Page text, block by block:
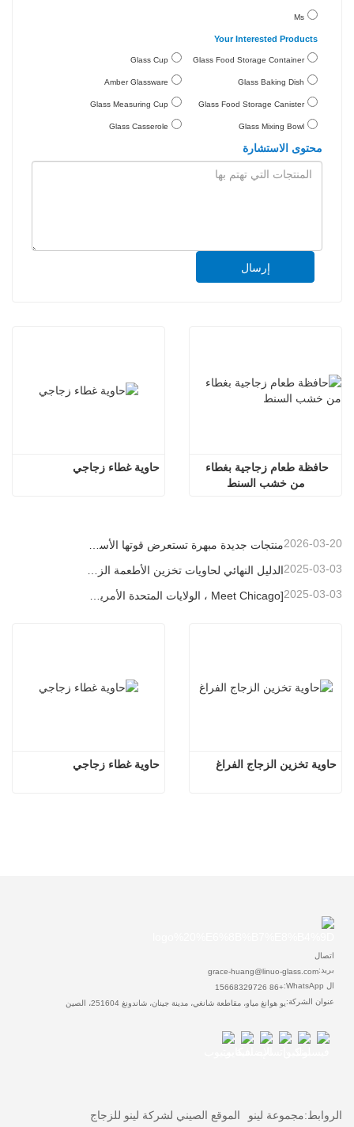
Ms
Your Interested Products
Glass Food Storage Container
Glass Baking Dish
Glass Food Storage Canister
Glass Mixing Bowl
Glass Cup
Amber Glassware
Glass Measuring Cup
Glass Casserole
محتوى الاستشارة
إرسال
حاوية غطاء زجاجي
من خشب السنط
2026-03-20
2025-03-03
[Meet Chicago ، الولايات المتحدة الأمريكية] Linuo Glass يدعوك إلى جمع معرض المنزل المستوحى من شيكاغو! 2025-03-03
حاوية غطاء زجاجي حاوية تخزين الزجاج الفراغ
اتصال
بريد:grace-huang@linuo-glass.com
ال WhatsApp:
+86 15668329726
عنوان الشركة:يو هوانغ مياو، مقاطعة شانغي، مدينة جينان، شاندونغ 251604، الصين
الروابط:مجموعة لينو الموقع الصيني لشركة لينو للزجاج